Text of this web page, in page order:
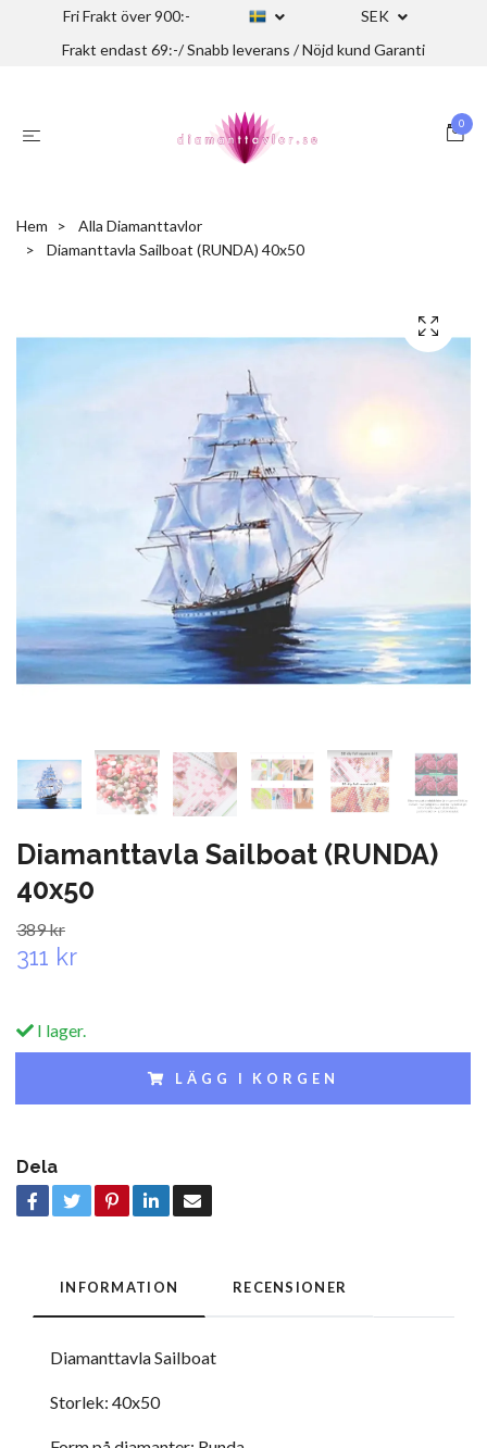
Fri Frakt över 900:-
SEK
Frakt endast 69:-/ Snabb leverans / Nöjd kund Garanti
0
Hem
Alla Diamanttavlor
Diamanttavla Sailboat (RUNDA) 40x50
Diamanttavla Sailboat (RUNDA)
40x50
389 kr
311 kr
I lager.
LÄGG I KORGEN
Dela
INFORMATION RECENSIONER
Diamanttavla Sailboat
Storlek: 40x50